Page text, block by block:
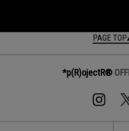
PAGE TOP
*p(R)ojectR®